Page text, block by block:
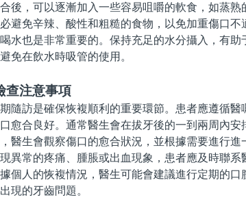
，可以逐漸加入一些容易咀嚼的軟食，如蒸熟
避免辛辣、酸性和粗糙的食物，以免加重傷口不
也是非常重要的。保持充足的水分攝入，有助
免在飲水時吸管的使用。
查注意事項
訪是確保恢複順利的重要環節。患者應遵循醫
愈合良好。通常醫生會在拔牙後的一到兩周內安
生會觀察傷口的愈合狀況，並根據需要進行進
異常的疼痛、腫脹或出血現象，患者應及時聯系
人的恢複情況，醫生可能會建議進行定期的口
現的牙齒問題。